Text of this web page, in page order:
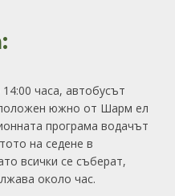
часа, автобусът
южно от Шарм ел
програма водачът
на седене в
всички се съберат,
около час.